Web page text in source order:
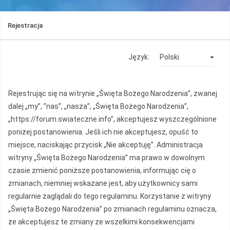
Rejestracja
Język:
Rejestrując się na witrynie „Święta Bożego Narodzenia”, zwanej
dalej „my”, ”nas”, „nasza”, „Święta Bożego Narodzenia”,
„https://forum.swiateczne.info”, akceptujesz wyszczególnione
poniżej postanowienia. Jeśli ich nie akceptujesz, opuść to
miejsce, naciskając przycisk „Nie akceptuję”. Administracja
witryny „Święta Bożego Narodzenia” ma prawo w dowolnym
czasie zmienić poniższe postanowienia, informując cię o
zmianach, niemniej wskazane jest, aby użytkownicy sami
regularnie zaglądali do tego regulaminu. Korzystanie z witryny
„Święta Bożego Narodzenia” po zmianach regulaminu oznacza,
że akceptujesz te zmiany ze wszelkimi konsekwencjami